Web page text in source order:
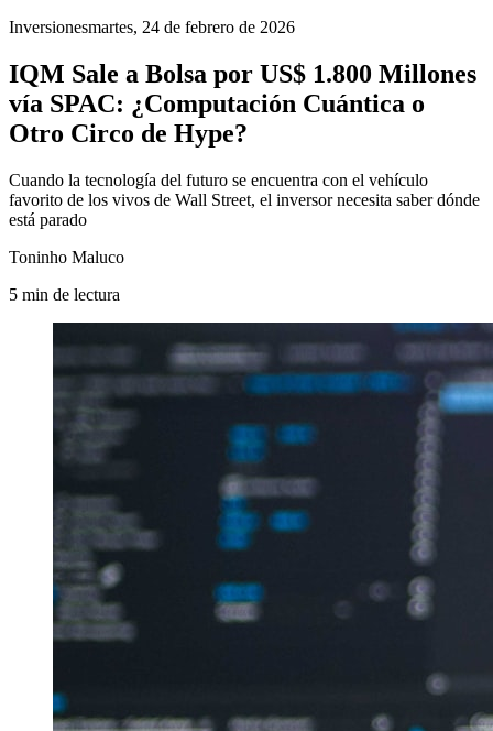
Inversionesmartes, 24 de febrero de 2026
IQM Sale a Bolsa por US$ 1.800 Millones
vía SPAC: ¿Computación Cuántica o
Otro Circo de Hype?
Cuando la tecnología del futuro se encuentra con el vehículo
favorito de los vivos de Wall Street, el inversor necesita saber dónde
está parado
Toninho Maluco
5 min de lectura